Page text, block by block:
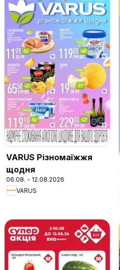
VARUS Різномаїжжя
щодня
06.08. - 12.08.2026
VARUS